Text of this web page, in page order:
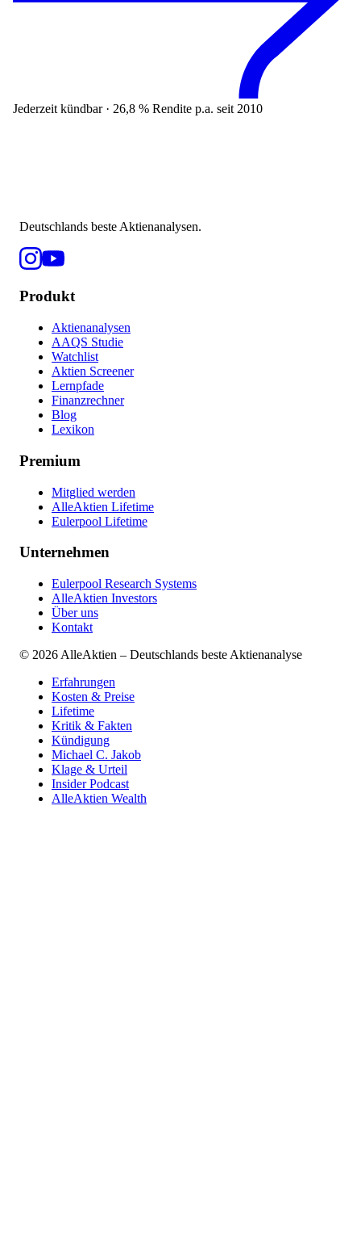
Jederzeit kündbar · 26,8 % Rendite p.a. seit 2010
Deutschlands beste Aktienanalysen.
Produkt
Aktienanalysen
AAQS Studie
Watchlist
Aktien Screener
Lernpfade
Finanzrechner
Blog
Lexikon
Premium
Mitglied werden
AlleAktien Lifetime
Eulerpool Lifetime
Unternehmen
Eulerpool Research Systems
AlleAktien Investors
Über uns
Kontakt
© 2026 AlleAktien – Deutschlands beste Aktienanalyse
Erfahrungen
Kosten & Preise
Lifetime
Kritik & Fakten
Kündigung
Michael C. Jakob
Klage & Urteil
Insider Podcast
AlleAktien Wealth